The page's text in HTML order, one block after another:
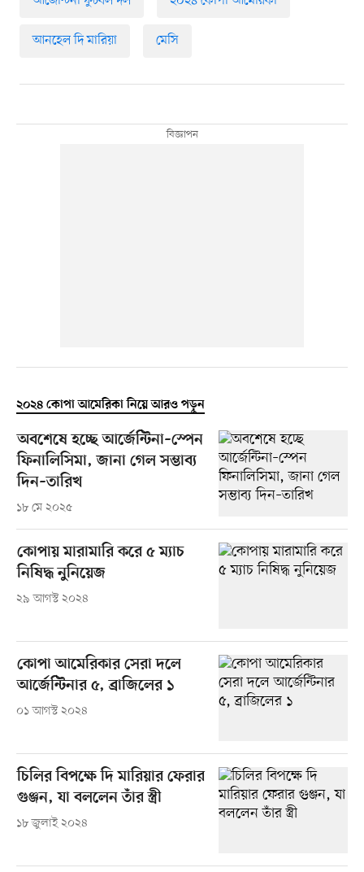
আনহেল দি মারিয়া মেসি
২০২৪ কোপা আমেরিকা নিয়ে আরও পড়ুন
অবশেষে হচ্ছে আর্জেন্টিনা–স্পেন
ফিনালিসিমা, জানা গেল সম্ভাব্য
দিন–তারিখ
১৮ মে ২০২৫
কোপায় মারামারি করে ৫ ম্যাচ
নিষিদ্ধ নুনিয়েজ
২৯ আগস্ট ২০২৪
কোপা আমেরিকার সেরা দলে
আর্জেন্টিনার ৫, ব্রাজিলের ১
০১ আগস্ট ২০২৪
চিলির বিপক্ষে দি মারিয়ার ফেরার
গুঞ্জন, যা বললেন তাঁর স্ত্রী
১৮ জুলাই ২০২৪